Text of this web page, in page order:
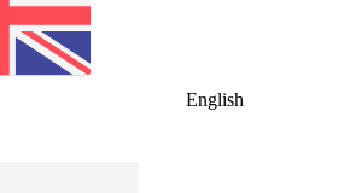
English